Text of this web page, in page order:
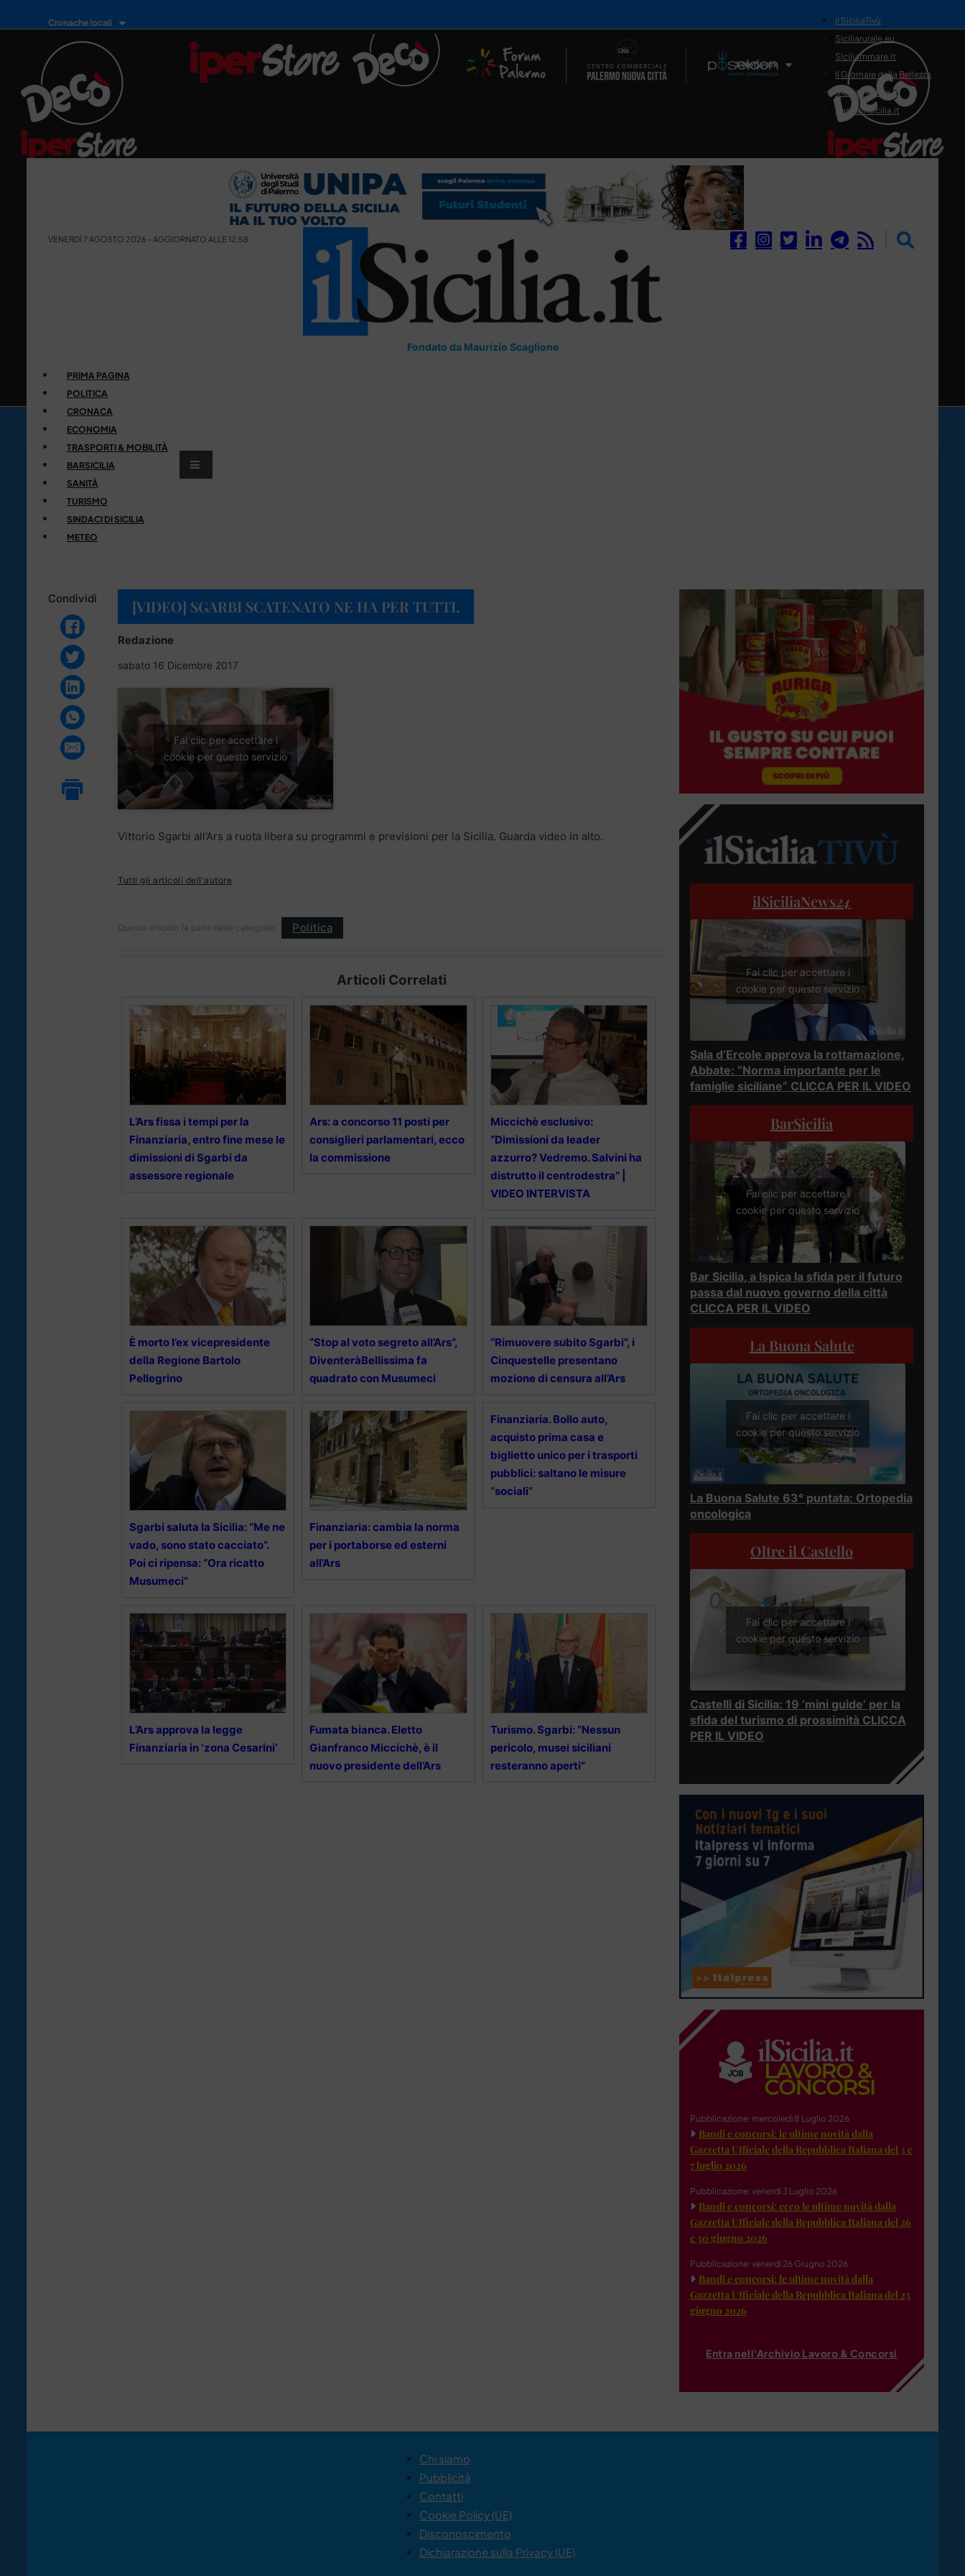
Cronache locali
Il Network
il SiciliaTivù
Siciliarurale.eu
Siciliammare.it
Il Giornale della Bellezza
Siciliamedica.it
Sanitainsicilia.it
VENERDÌ 7 AGOSTO 2026 - AGGIORNATO ALLE 12:58
Fondato da Maurizio Scaglione
PRIMA PAGINA
POLITICA
CRONACA
ECONOMIA
TRASPORTI & MOBILITÀ
BARSICILIA
SANITÀ
TURISMO
SINDACI DI SICILIA
METEO
Condividi [VIDEO] SGARBI SCATENATO NE HA PER TUTTI.
Redazione
sabato 16 Dicembre 2017
Fai clic per accettare i
cookie per questo servizio
Vittorio Sgarbi all’Ars a ruota libera su programmi e previsioni per la Sicilia. Guarda video in alto.
Tutti gli articoli dell'autore
Questo articolo fa parte delle categorie: Politica
Articoli Correlati
L’Ars fissa i tempi per la
Finanziaria, entro fine mese le
dimissioni di Sgarbi da
assessore regionale
Ars: a concorso 11 posti per
consiglieri parlamentari, ecco
la commissione
Miccichè esclusivo:
“Dimissioni da leader
azzurro? Vedremo. Salvini ha
distrutto il centrodestra” |
VIDEO INTERVISTA
È morto l’ex vicepresidente
della Regione Bartolo
Pellegrino
“Stop al voto segreto all’Ars”,
DiventeràBellissima fa
quadrato con Musumeci
“Rimuovere subito Sgarbi”, i
Cinquestelle presentano
mozione di censura all’Ars
Sgarbi saluta la Sicilia: “Me ne
vado, sono stato cacciato”.
Poi ci ripensa: “Ora ricatto
Musumeci”
Finanziaria: cambia la norma
per i portaborse ed esterni
all’Ars
Finanziaria. Bollo auto,
acquisto prima casa e
biglietto unico per i trasporti
pubblici: saltano le misure
“sociali”
L’Ars approva la legge
Finanziaria in ‘zona Cesarini’
Fumata bianca. Eletto
Gianfranco Miccichè, è il
nuovo presidente dell’Ars
Turismo. Sgarbi: “Nessun
pericolo, musei siciliani
resteranno aperti”
ilSiciliaNews24
Fai clic per accettare i
cookie per questo servizio
Sala d’Ercole approva la rottamazione,
Abbate: “Norma importante per le
famiglie siciliane” CLICCA PER IL VIDEO
BarSicilia
Fai clic per accettare i
cookie per questo servizio
Bar Sicilia, a Ispica la sfida per il futuro
passa dal nuovo governo della città
CLICCA PER IL VIDEO
La Buona Salute
Fai clic per accettare i
cookie per questo servizio
La Buona Salute 63° puntata: Ortopedia
oncologica
Oltre il Castello
Fai clic per accettare i
cookie per questo servizio
Castelli di Sicilia: 19 ‘mini guide’ per la
sfida del turismo di prossimità CLICCA
PER IL VIDEO
Pubblicazione: mercoledì 8 Luglio 2026
Bandi e concorsi: le ultime novità dalla
Gazzetta Ufficiale della Repubblica Italiana del 3 e
7 luglio 2026
Pubblicazione: venerdì 3 Luglio 2026
Bandi e concorsi: ecco le ultime novità dalla
Gazzetta Ufficiale della Repubblica Italiana del 26
e 30 giugno 2026
Pubblicazione: venerdì 26 Giugno 2026
Bandi e concorsi: le ultime novità dalla
Gazzetta Ufficiale della Repubblica Italiana del 23
giugno 2026
Entra nell'Archivio Lavoro & Concorsi
Chi siamo
Pubblicità
Contatti
Cookie Policy (UE)
Disconoscimento
Dichiarazione sulla Privacy (UE)